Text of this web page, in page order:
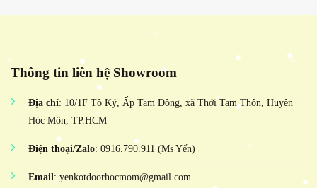
Thông tin liên hệ Showroom
Địa chỉ: 10/1F Tô Ký, Ấp Tam Đông, xã Thới Tam Thôn, Huyện
Hóc Môn, TP.HCM
Điện thoại/Zalo: 0916.790.911 (Ms Yến)
Email: yenkotdoorhocmom@gmail.com